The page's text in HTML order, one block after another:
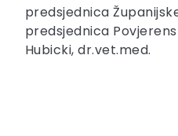
predsjednica
predsjednica
Hubicki, dr.vet.med.